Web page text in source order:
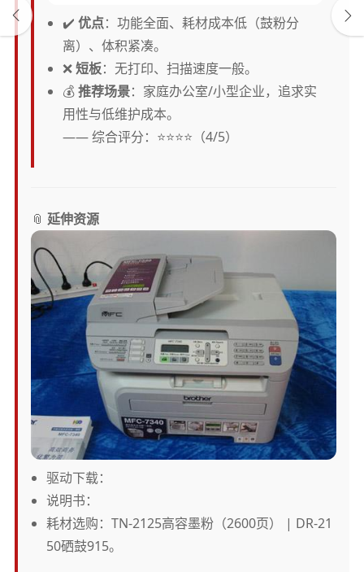
✔️优点：功能全面、耗材成本低（鼓粉分
离）、体积紧凑。
❌短板：无打印、扫描速度一般。
💰推荐场景：家庭办公室/小型企业，追求实
用性与低维护成本。
—— 综合评分：⭐️⭐️⭐️⭐️（4/5）
📎 延伸资源
驱动下载：
说明书：
耗材选购：TN-2125高容墨粉（2600页） | DR-21
50硒鼓915。